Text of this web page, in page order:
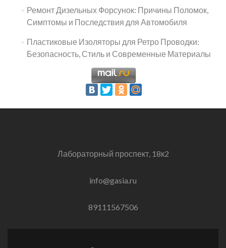
Ремонт Дизельных Форсунок: Причины Поломок,
Симптомы и Последствия для Автомобиля
Пластиковые Изоляторы для Ретро Проводки:
Безопасность, Стиль и Современные Материалы
Лабораторный проспект, 18к2
info@gasia.ru
89111567506